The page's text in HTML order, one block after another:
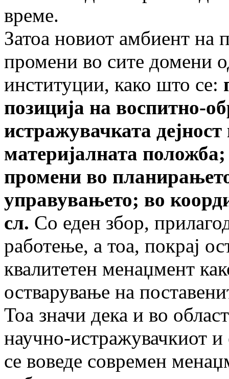
време.
Затоа новиот амбиент на
промени во сите домени
институции, како што се:
позиција на воспитно-
истражувачката
материјалната
промени во
управувањето; во
сл. Со еден збор,
работење, а тоа, покрај
квалитетен менаџмент
остварување на
Тоа значи дека и во
научно-истражувачкиот и
се воведе современ